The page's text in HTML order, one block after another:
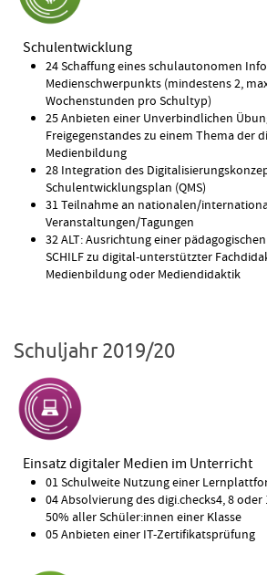
Schulentwicklung
24 Schaffung eines schulautonomen
Medienschwerpunkts (mindestens 2,
Wochenstunden pro Schultyp)
25 Anbieten einer Unverbindlichen
Freigegenstandes zu einem Thema der
Medienbildung
28 Integration des
Schulentwicklungsplan (QMS)
31 Teilnahme an nationalen/
Veranstaltungen/Tagungen
32 ALT: Ausrichtung einer
SCHILF zu digital-unterstützter
Medienbildung oder Mediendidaktik
Schuljahr 2019/20
Einsatz digitaler Medien im Unterricht
01 Schulweite Nutzung einer
04 Absolvierung des digi.checks4, 8
50% aller Schüler:innen einer Klasse
05 Anbieten einer IT-Zertifikatsprüfung